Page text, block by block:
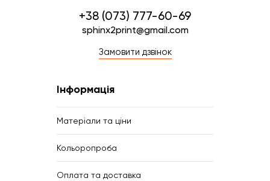
+38 (073) 777-60-69
sphinx2print@gmail.com
Замовити дзвінок
Інформація
Матеріали та ціни
Кольоропроба
Оплата та доставка